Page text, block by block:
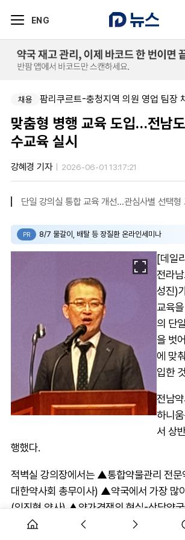
ENG
채용 팜리쿠르트-충청지역 의원 영업 팀장
맞춤형 병행 교육 도입…전남
수교육 실시
강혜경 기자 2026-06-01 13:17:21
단일 강의실 통합 교육 개선…관심사별 선택형
PR 8/7 물갈이, 배탈 등 장질환 온라인세미나
[데일
전라
성진)
교육
의 단
을 벗
에 맞
입한
전남
하니
서 상
행했다.
적벽실 강의장에서는 ▲통합약물관리 전문
대한약사회 총무이사) ▲약국에서 가장 많
(임진형 약사) ▲약가경쟁의 현실-상담약
사) ▲대한약사회 약사정책 현안(노수진 대